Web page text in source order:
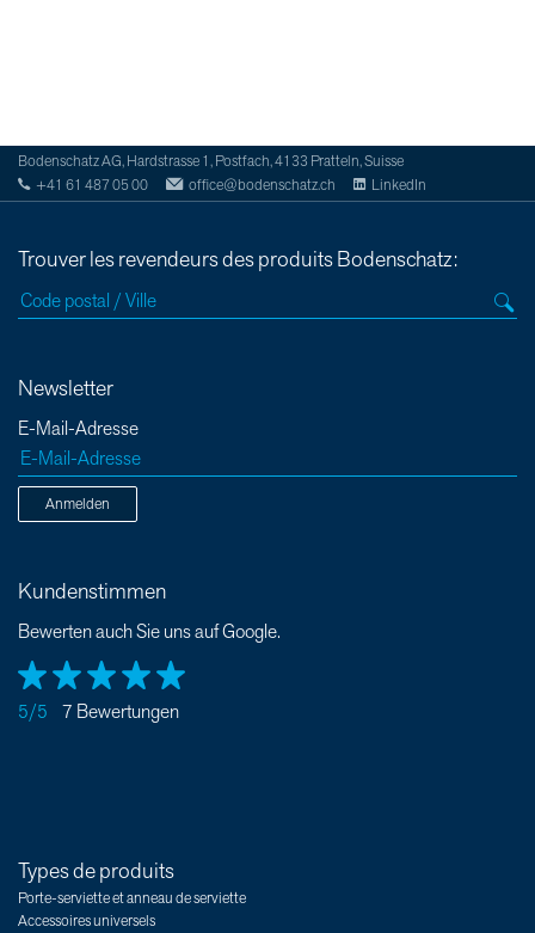
Bodenschatz AG, Hardstrasse 1, Postfach, 4133 Pratteln, Suisse
+41 61 487 05 00
office@bodenschatz.ch LinkedIn
Trouver les revendeurs des produits Bodenschatz:
Newsletter
E-Mail-Adresse
Anmelden
Kundenstimmen
Bewerten auch Sie uns auf Google.
5/5 7 Bewertungen
Types de produits
Porte-serviette et anneau de serviette
Accessoires universels